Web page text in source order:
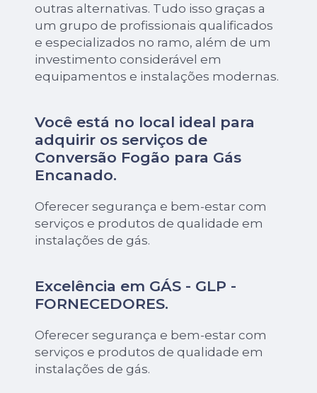
outras alternativas. Tudo isso graças a
um grupo de profissionais qualificados
e especializados no ramo, além de um
investimento considerável em
equipamentos e instalações modernas.
Você está no local ideal para
adquirir os serviços de
Conversão Fogão para Gás
Encanado.
Oferecer segurança e bem-estar com
serviços e produtos de qualidade em
instalações de gás.
Excelência em GÁS - GLP -
FORNECEDORES.
Oferecer segurança e bem-estar com
serviços e produtos de qualidade em
instalações de gás.